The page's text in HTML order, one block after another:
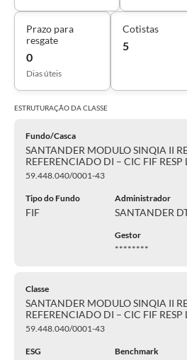
Prazo para
resgate
0
Dias úteis
Cotistas
5
ESTRUTURAÇÃO DACLASSE
Fundo/Casca
SANTANDER MODULO SINQIA II
REFERENCIADO DI – CIC FIF
59.448.040/0001-43
Tipo do Fundo
FIF
Administrador
SANTANDER
Gestor
********
Classe
SANTANDER MODULO SINQIA II
REFERENCIADO DI – CIC FIF
59.448.040/0001-43
ESG Benchmark